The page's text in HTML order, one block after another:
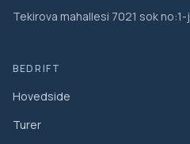
Tekirova mahallesi 7021 sok no:1-j
BEDRIFT
Hovedside
Turer